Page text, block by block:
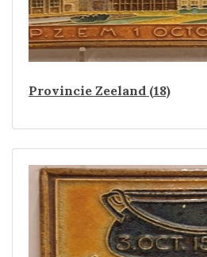
Provincie Zeeland (18)